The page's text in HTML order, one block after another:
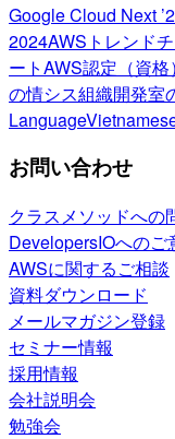
Google Cloud Next
2024AWSトレンド
ートAWS認定（資格）
の情シス組織開発室
Language
お問い合わせ
クラスメソッドへの
DevelopersIOへのご
AWSに関するご相談
資料ダウンロード
メールマガジン登録
セミナー情報
採用情報
会社説明会
勉強会